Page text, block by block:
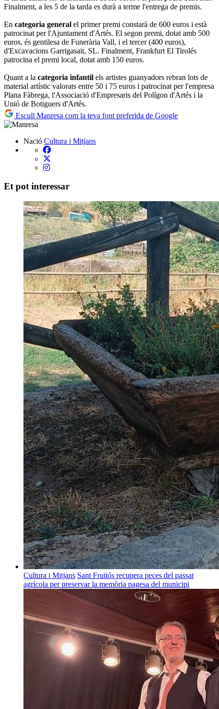
Finalment, a les 5 de la tarda es durà a terme l'entrega de premis.
En categoria general el primer premi constarà de 600 euros i està
patrocinat per l'Ajuntament d'Artés. El segon premi, dotat amb 500
euros, és gentilesa de Funerària Vall, i el tercer (400 euros),
d'Excavacions Garrigasait, SL. Finalment, Frankfurt El Tirolés
patrocina el premi local, dotat amb 150 euros.
Quant a la categoria infantil els artistes guanyadors rebran lots de
material artístic valorats entre 50 i 75 euros i patrocinat per l'empresa
Plana Fàbrega, l'Associació d'Empresaris del Polígon d'Artés i la
Unió de Botiguers d'Artés.
Escull Manresa com la teva font preferida de Google
Nació Cultura i Mitjans
Et pot interessar
Cultura i Mitjans Sant Fruitós recupera peces del passat
agrícola per preservar la memòria pagesa del municipi